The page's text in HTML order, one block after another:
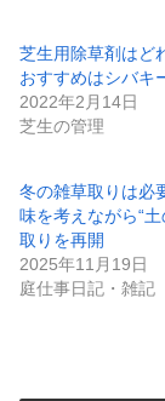
芝生用除草剤はど
おすすめはシバキ
2022年2月14日
芝生の管理
冬の雑草取りは必
味を考えながら“土
取りを再開
2025年11月19日
庭仕事日記・雑記